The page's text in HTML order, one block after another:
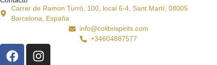
Carrer de Ramon Turró, 100, local 6-4, Sant Martí, 08005
Barcelona, España
info@colibrispirits.com
+34604887577